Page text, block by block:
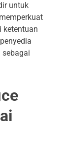
untuk
ketentuan
sebagai